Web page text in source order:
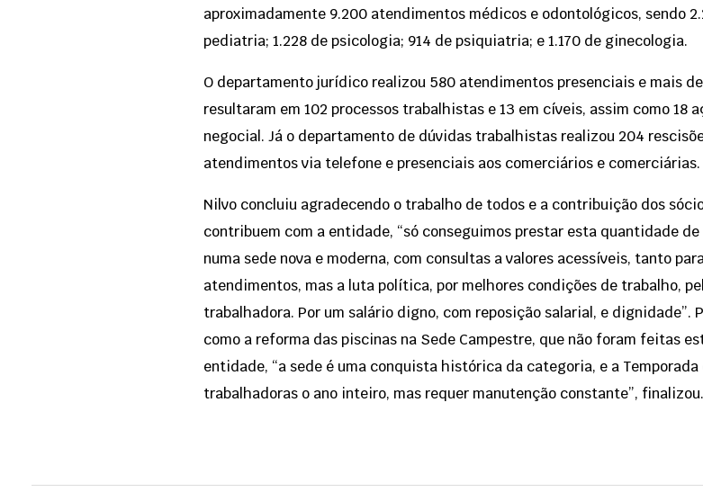
aproximadamente 9.200 atendimentos médicos e odontológicos, sendo
pediatria; 1.228 de psicologia; 914 de psiquiatria; e 1.170 de ginecologia.
O departamento jurídico realizou 580 atendimentos presenciais e mais
resultaram em 102 processos trabalhistas e 13 em cíveis, assim como 18
negocial. Já o departamento de dúvidas trabalhistas realizou 204
atendimentos via telefone e presenciais aos comerciários e comerciárias.
Nilvo concluiu agradecendo o trabalho de todos e a contribuição dos
contribuem com a entidade, “só conseguimos prestar esta quantidade
numa sede nova e moderna, com consultas a valores acessíveis, tanto
atendimentos, mas a luta política, por melhores condições de trabalho,
trabalhadora. Por um salário digno, com reposição salarial, e dignidade”.
como a reforma das piscinas na Sede Campestre, que não foram feitas
entidade, “a sede é uma conquista histórica da categoria, e a
trabalhadoras o ano inteiro, mas requer manutenção constante”, finalizou.